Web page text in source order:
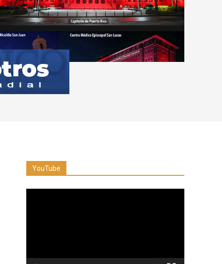
YouTube